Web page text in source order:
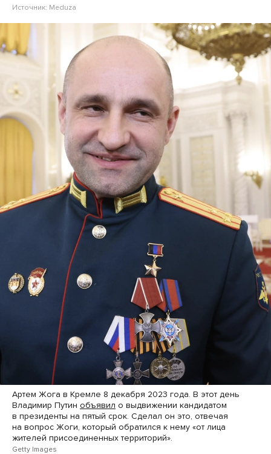
Источник: Meduza
Артем Жога в Кремле 8 декабря 2023 года. В этот день
Владимир Путин объявил о выдвижении кандидатом
в президенты на пятый срок. Сделал он это, отвечая
на вопрос Жоги, который обратился к нему «от лица
жителей присоединенных территорий».
Getty Images